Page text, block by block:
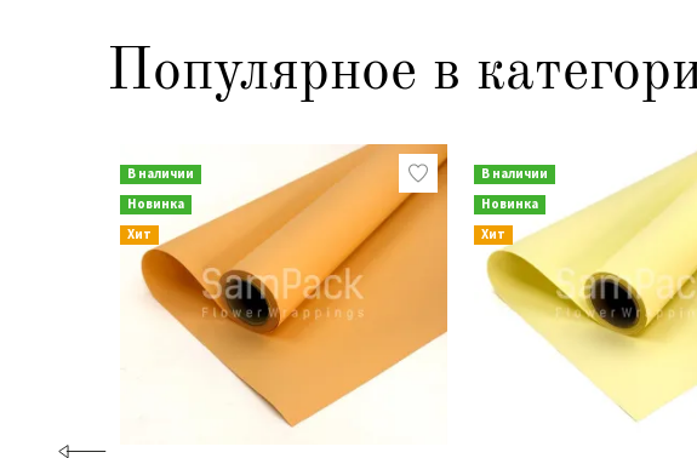
Популярное в
В наличии
Новинка
Хит
В наличии
Новинка
Хит